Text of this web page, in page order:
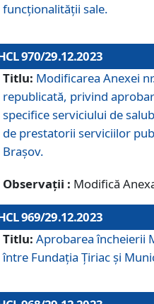
funcționalității sale.
970/29.12.2023
Titlu: Modificarea Anexei
republicată, privind
specifice serviciului de
de prestatorii serviciilor
Brașov.
Observații : Modifică
969/29.12.2023
Titlu: Aprobarea încheierii
între Fundația Țiriac și